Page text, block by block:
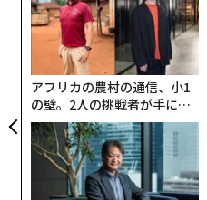
アフリカの農村の通信、小1
の壁。2人の挑戦者が手にし
た「次なる武器」